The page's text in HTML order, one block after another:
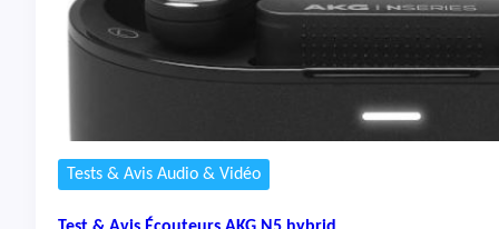
Tests & Avis Audio & Vidéo